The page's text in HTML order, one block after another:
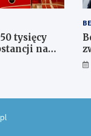
tysięcy
na